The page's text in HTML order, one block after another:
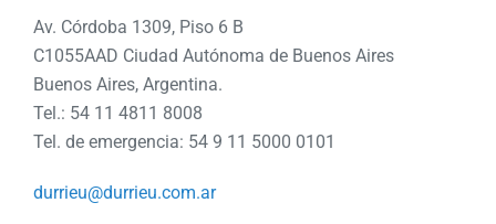
Av. Córdoba 1309, Piso 6 B
C1055AAD Ciudad Autónoma de Buenos Aires
Buenos Aires, Argentina.
Tel.: 54 11 4811 8008
Tel. de emergencia: 54 9 11 5000 0101
durrieu@durrieu.com.ar